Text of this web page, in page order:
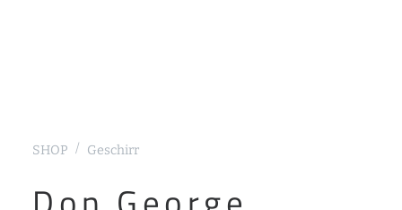
SHOP Geschirr